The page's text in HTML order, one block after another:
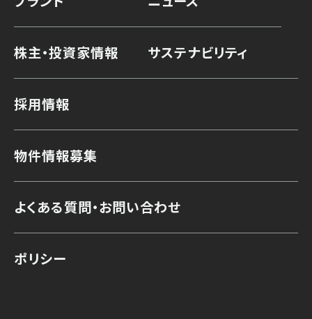
株主・投資家情報 サステナビリティ
採用情報
物件情報募集
よくある質問・お問い合わせ
ポリシー